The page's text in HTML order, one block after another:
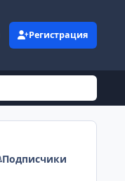
Регистрация
Подписчики